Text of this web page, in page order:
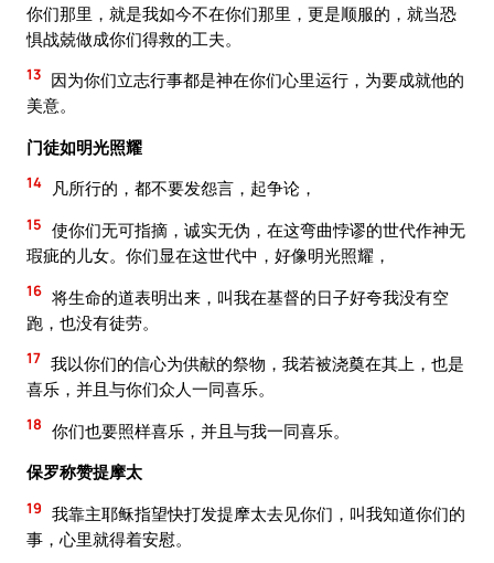
你们那里，就是我如今不在你们那里，更是顺服的，就当恐
惧战兢做成你们得救的工夫。
13 因为你们立志行事都是神在你们心里运行，为要成就他的
美意。
门徒如明光照耀
14 凡所行的，都不要发怨言，起争论，
15 使你们无可指摘，诚实无伪，在这弯曲悖谬的世代作神无
瑕疵的儿女。你们显在这世代中，好像明光照耀，
16 将生命的道表明出来，叫我在基督的日子好夸我没有空
跑，也没有徒劳。
17 我以你们的信心为供献的祭物，我若被浇奠在其上，也是
喜乐，并且与你们众人一同喜乐。
18 你们也要照样喜乐，并且与我一同喜乐。
保罗称赞提摩太
19 我靠主耶稣指望快打发提摩太去见你们，叫我知道你们的
事，心里就得着安慰。